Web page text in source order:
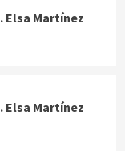
Elsa Martínez
Elsa Martínez